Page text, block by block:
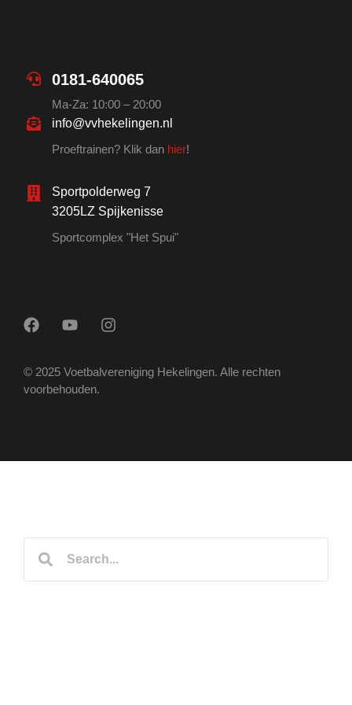
0181-640065
Ma-Za: 10:00 – 20:00
info@vvhekelingen.nl
Proeftrainen? Klik dan hier!
Sportpolderweg 7
3205LZ Spijkenisse
Sportcomplex "Het Spui"
© 2025 Voetbalvereniging Hekelingen. Alle rechten
voorbehouden.